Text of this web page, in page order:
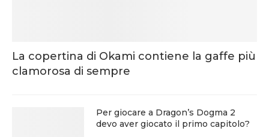
La copertina di Okami contiene la gaffe più
clamorosa di sempre
Per giocare a Dragon’s Dogma 2
devo aver giocato il primo capitolo?